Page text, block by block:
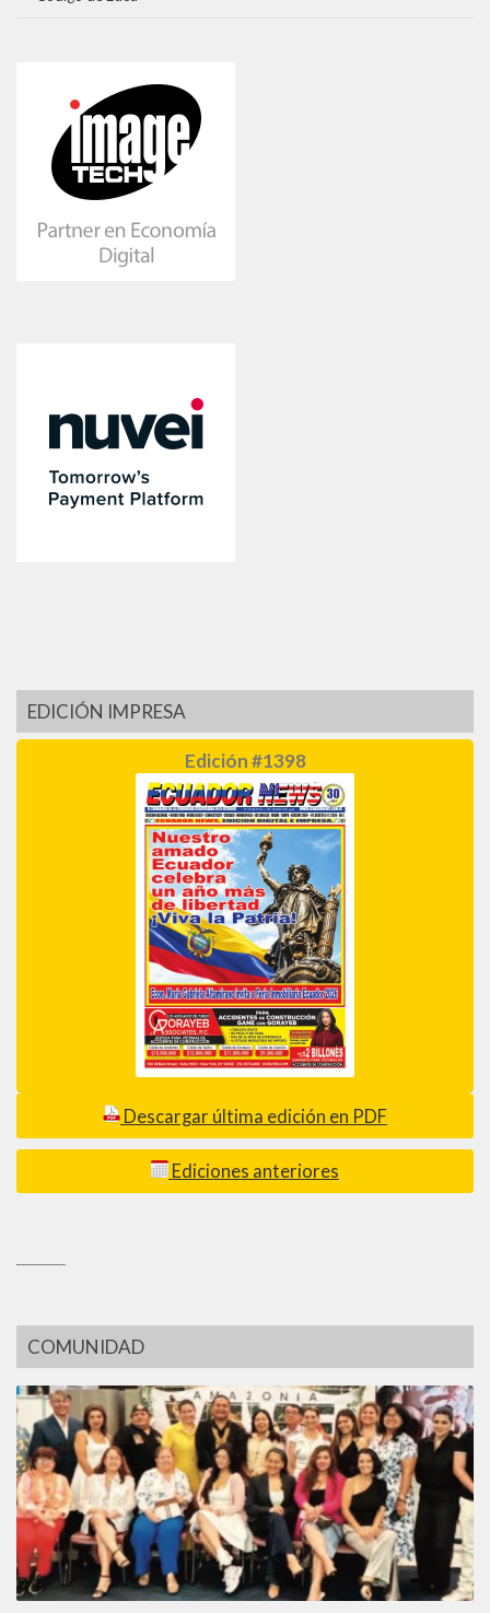
EDICIÓN IMPRESA
Edición #1398
Descargar última edición en PDF
Ediciones anteriores
COMUNIDAD